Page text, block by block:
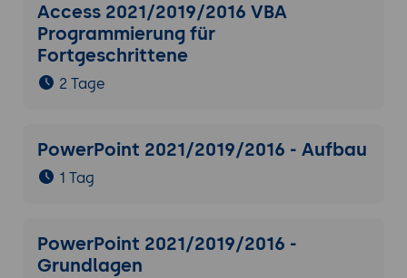
Access 2021/2019/2016 VBA
Programmierung für
Fortgeschrittene
2 Tage
PowerPoint 2021/2019/2016 - Aufbau
1 Tag
PowerPoint 2021/2019/2016 -
Grundlagen